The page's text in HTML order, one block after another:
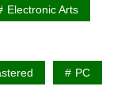
Electronic Arts
PC